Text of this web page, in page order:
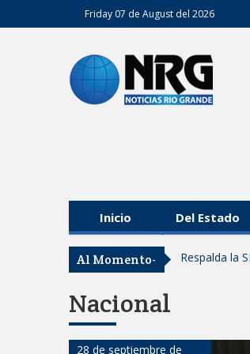
Friday 07 de August del 2026
Inicio Del Estado
Al Momento-
Respalda la
Nacional
28 de septiembre de